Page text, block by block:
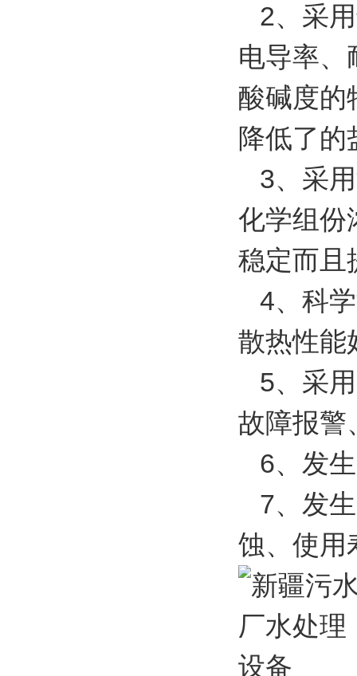
2、采
电导率、
酸碱度的
降低了的
3、采
化学组份
稳定而且
4、科
散热性能
5、采
故障报警
6、发
7、发
蚀、使用